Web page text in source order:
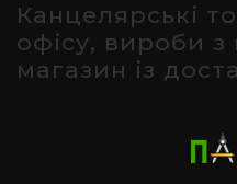
Канцелярські
офісу, вироби з
магазин із